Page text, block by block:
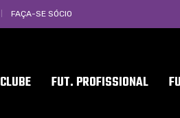
FAÇA-SE SÓCIO
CLUBE FUT. PROFISSIONAL